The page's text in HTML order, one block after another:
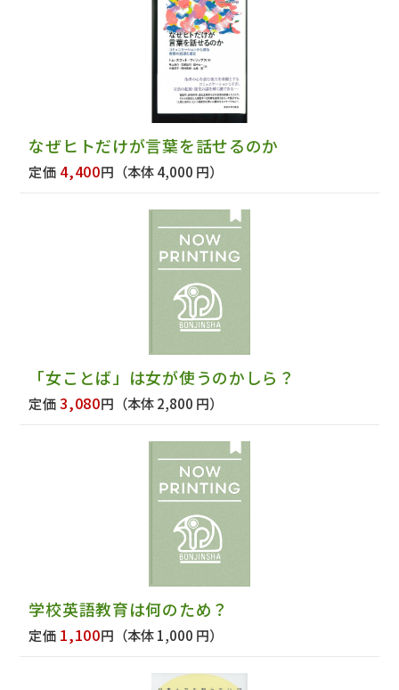
なぜヒトだけが言葉を話せるのか
定価 4,400円 （本体 4,000 円）
「女ことば」は女が使うのかしら？
定価3,080円 （本体 2,800 円）
学校英語教育は何のため？
定価 1,100円 （本体 1,000 円）